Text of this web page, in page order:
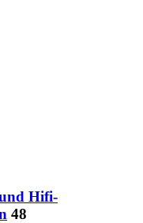
Hifi-
48